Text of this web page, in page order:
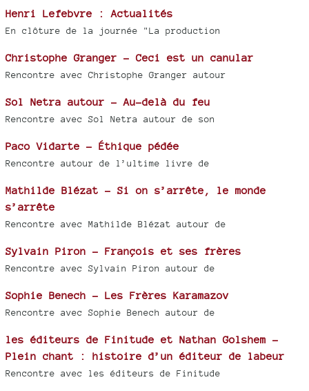
Henri Lefebvre : Actualités
En clôture de la journée "La production
Christophe Granger - Ceci est un canular
Rencontre avec Christophe Granger autour
Sol Netra autour - Au-delà du feu
Rencontre avec Sol Netra autour de son
Paco Vidarte - Éthique pédée
Rencontre autour de l’ultime livre de
Mathilde Blézat - Si on s’arrête, le monde
s’arrête
Rencontre avec Mathilde Blézat autour de
Sylvain Piron - François et ses frères
Rencontre avec Sylvain Piron autour de
Sophie Benech - Les Frères Karamazov
Rencontre avec Sophie Benech autour de
les éditeurs de Finitude et Nathan Golshem -
Plein chant : histoire d’un éditeur de labeur
Rencontre avec les éditeurs de Finitude